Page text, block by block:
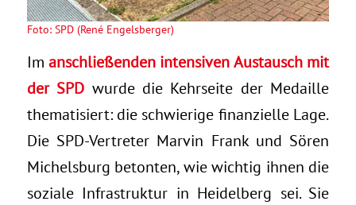
Foto: SPD (René Engelsberger)
Imanschließenden intensiven Austausch mit
der SPD wurde die Kehrseite der Medaille
thematisiert: die schwierige finanzielle Lage.
Die SPD-Vertreter Marvin Frank und Sören
Michelsburg betonten, wie wichtig ihnen die
soziale Infrastruktur in Heidelberg sei. Sie